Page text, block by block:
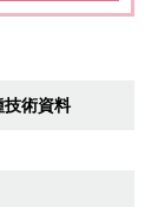
技術資料